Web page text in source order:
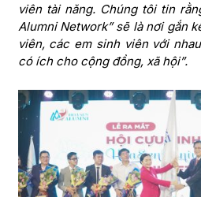
viên tài năng. Chúng tôi tin
Alumni Network” sẽ là nơi gắn
viên, các em sinh viên với
có ích cho cộng đồng, xã hội”.